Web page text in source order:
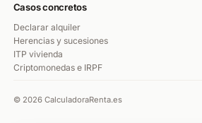
Casos concretos
Declarar alquiler
Herencias y sucesiones
ITP vivienda
Criptomonedas e IRPF
© 2026 CalculadoraRenta.es